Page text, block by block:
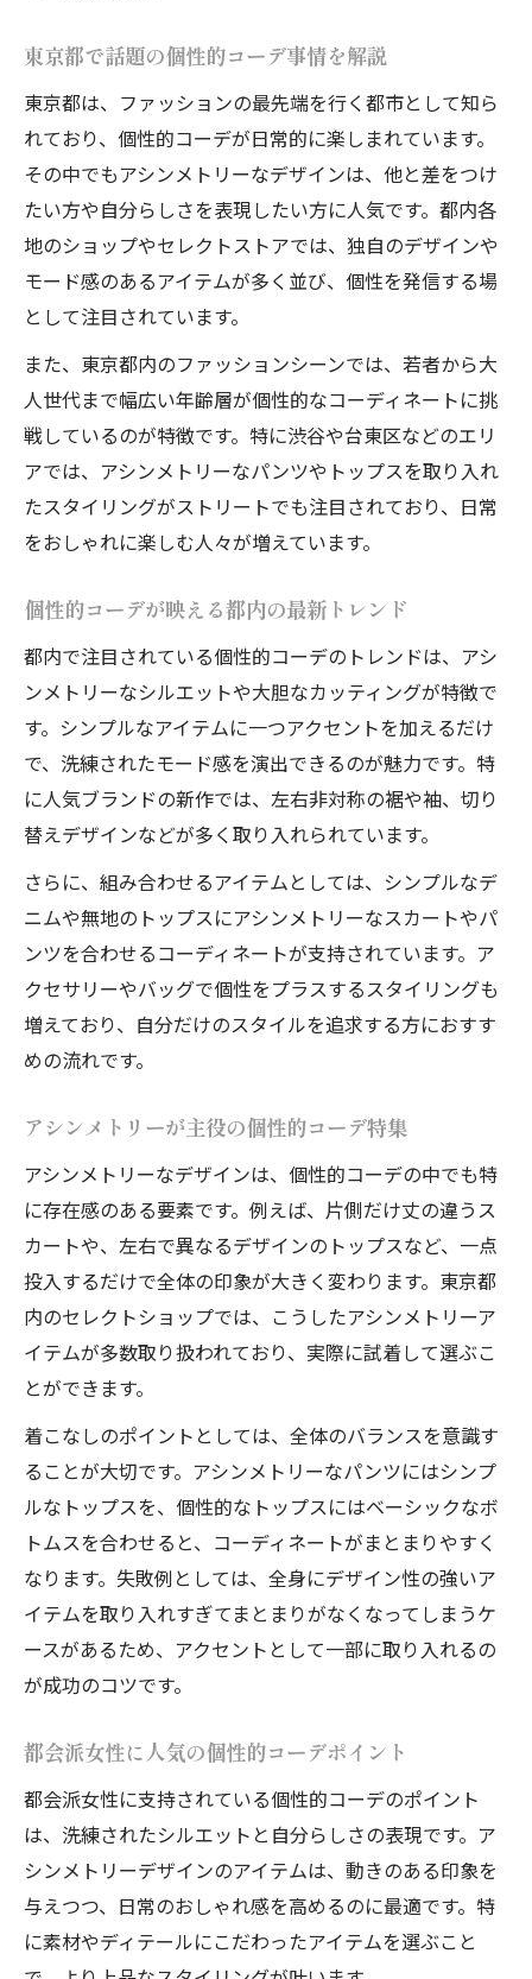
動きと立体感を加える個性的コーデの極意
個性的コーデで叶える洗練された日常スタ
イル
初心者も挑戦しやすいアシンメトリー活用
法
自分らしさを表現する個性的コーデの魅力
個性的コーデが引き出す自分らしさの秘訣
アシンメトリーで差がつく個性的コーデ法
個性的コーデが叶える唯一無二のスタイル
日常で輝く個性的コーデの魅力を徹底解説
個性的コーデで表現するモードな自分像
アシンメトリー好き必見ファッションの新提案
個性的コーデに合う注目アシンメトリー提
旬を先取りする個性的コーデの着こなし術
アシンメトリーで進化する個性的コーデ例
個性的コーデ派におすすめの新しい発想法
モード系個性的コーデで魅せる季節の楽し
み
洗練と個性が共存するモード系の着こなし体験
モード系個性的コーデが生む洗練スタイル
個性的コーデで叶える都会的なモード感
アシンメトリーが光る個性的コーデ体験記
洗練された個性的コーデの着こなしポイン
ト
個性的コーデとモードを融合させる秘策
ユニークなスタイルで日常を変えるコツとは
個性的コーデで日常をリフレッシュする方
アシンメトリー発想の個性的コーデの秘策
個性的コーデ初心者におすすめの工夫術
ユニークな個性的コーデで変わる毎日
自分らしさを磨く個性的コーデの実践方法
東京都で話題の個性的コーデ事情を解説
東京都は、ファッションの最先端を行く都市として知ら
れており、個性的コーデが日常的に楽しまれています。
その中でもアシンメトリーなデザインは、他と差をつけ
たい方や自分らしさを表現したい方に人気です。都内各
地のショップやセレクトストアでは、独自のデザインや
モード感のあるアイテムが多く並び、個性を発信する場
として注目されています。
また、東京都内のファッションシーンでは、若者から大
人世代まで幅広い年齢層が個性的なコーディネートに挑
戦しているのが特徴です。特に渋谷や台東区などのエリ
アでは、アシンメトリーなパンツやトップスを取り入れ
たスタイリングがストリートでも注目されており、日常
をおしゃれに楽しむ人々が増えています。
個性的コーデが映える都内の最新トレンド
都内で注目されている個性的コーデのトレンドは、アシ
ンメトリーなシルエットや大胆なカッティングが特徴で
す。シンプルなアイテムに一つアクセントを加えるだけ
で、洗練されたモード感を演出できるのが魅力です。特
に人気ブランドの新作では、左右非対称の裾や袖、切り
替えデザインなどが多く取り入れられています。
さらに、組み合わせるアイテムとしては、シンプルなデ
ニムや無地のトップスにアシンメトリーなスカートやパ
ンツを合わせるコーディネートが支持されています。ア
クセサリーやバッグで個性をプラスするスタイリングも
増えており、自分だけのスタイルを追求する方におすす
めの流れです。
アシンメトリーが主役の個性的コーデ特集
アシンメトリーなデザインは、個性的コーデの中でも特
に存在感のある要素です。例えば、片側だけ丈の違うス
カートや、左右で異なるデザインのトップスなど、一点
投入するだけで全体の印象が大きく変わります。東京都
内のセレクトショップでは、こうしたアシンメトリーア
イテムが多数取り扱われており、実際に試着して選ぶこ
とができます。
着こなしのポイントとしては、全体のバランスを意識す
ることが大切です。アシンメトリーなパンツにはシンプ
ルなトップスを、個性的なトップスにはベーシックなボ
トムスを合わせると、コーディネートがまとまりやすく
なります。失敗例としては、全身にデザイン性の強いア
イテムを取り入れすぎてまとまりがなくなってしまうケ
ースがあるため、アクセントとして一部に取り入れるの
が成功のコツです。
都会派女性に人気の個性的コーデポイント
都会派女性に支持されている個性的コーデのポイント
は、洗練されたシルエットと自分らしさの表現です。ア
シンメトリーデザインのアイテムは、動きのある印象を
与えつつ、日常のおしゃれ感を高めるのに最適です。特
に素材やディテールにこだわったアイテムを選ぶこと